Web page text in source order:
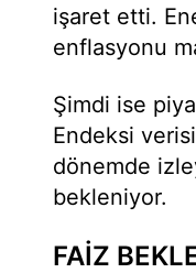
işaret etti.
enflasyonu
Şimdi ise
Endeksi
dönemde
bekleniyor.
FAİZ